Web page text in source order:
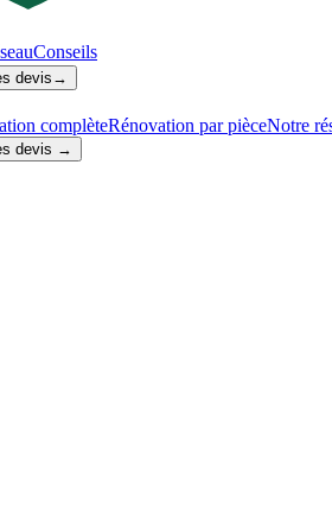
Conseils
devis →
complèteRénovation par pièceNotre
devis →